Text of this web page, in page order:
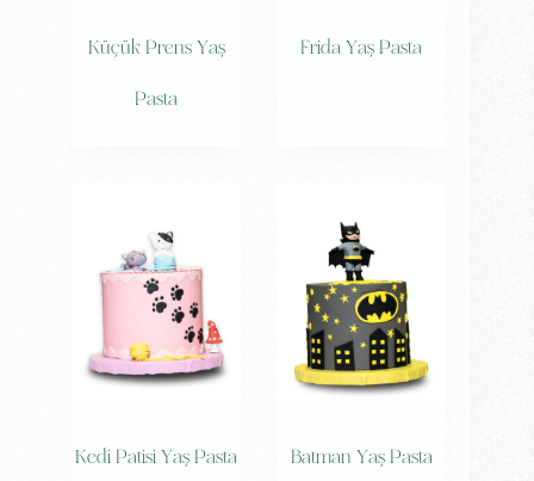
Küçük Prens Yaş
Pasta
Frida Yaş Pasta
Kedi Patisi Yaş Pasta Batman Yaş Pasta